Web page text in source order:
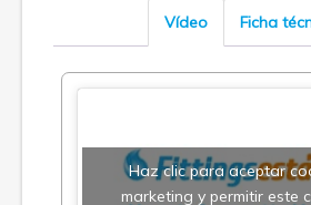
Vídeo Ficha
Haz clic para aceptar
marketing y permitir este